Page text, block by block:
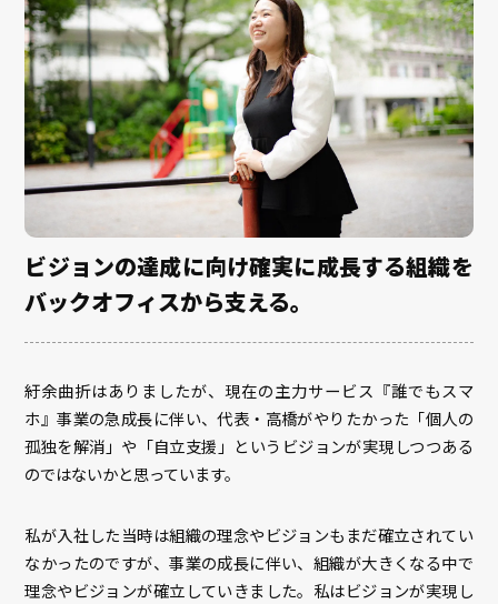
ビジョンの達成に向け確実に成長する組織を
バックオフィスから支える。
紆余曲折はありましたが、現在の主力サービス『誰でもスマ
ホ』事業の急成長に伴い、代表・高橋がやりたかった「個人の
孤独を解消」や「自立支援」というビジョンが実現しつつある
のではないかと思っています。
私が入社した当時は組織の理念やビジョンもまだ確立されてい
なかったのですが、事業の成長に伴い、組織が大きくなる中で
理念やビジョンが確立していきました。私はビジョンが実現し